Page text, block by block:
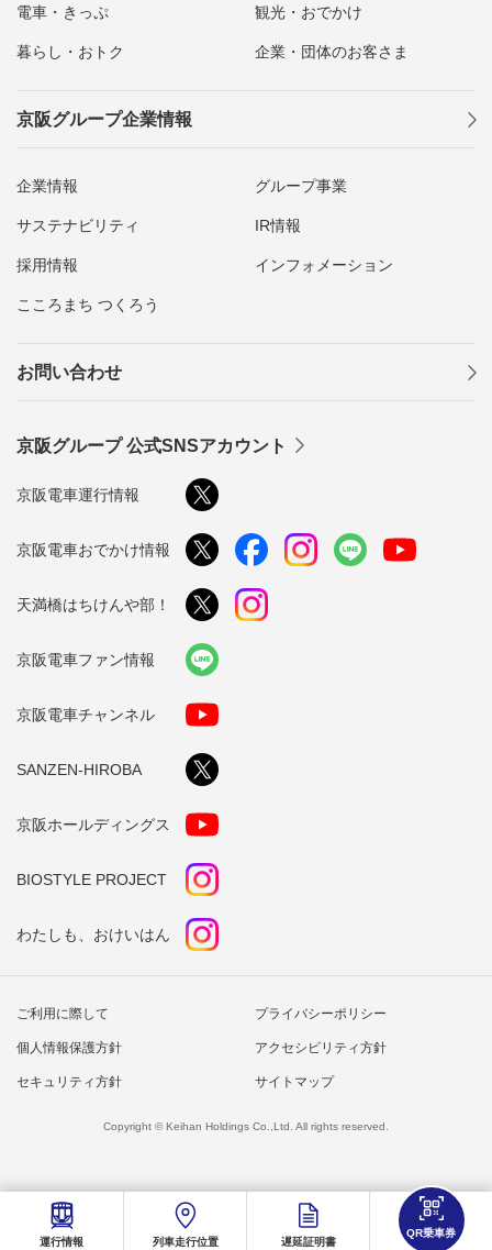
運行情報 列車走行位置 遅延証明書
QR乗車券
電車・きっぷ 観光・おでかけ
暮らし・おトク 企業・団体のお客さま
京阪グループ企業情報
企業情報 グループ事業
サステナビリティ IR情報
採用情報 インフォメーション
こころまち つくろう
お問い合わせ
京阪グループ 公式SNSアカウント
京阪電車運行情報
京阪電車おでかけ情報
天満橋はちけんや部！
京阪電車ファン情報
京阪電車チャンネル
SANZEN-HIROBA
京阪ホールディングス
BIOSTYLE PROJECT
わたしも、おけいはん
ご利用に際して プライバシーポリシー
個人情報保護方針 アクセシビリティ方針
セキュリティ方針 サイトマップ
Copyright © Keihan Holdings Co.,Ltd. All rights reserved.